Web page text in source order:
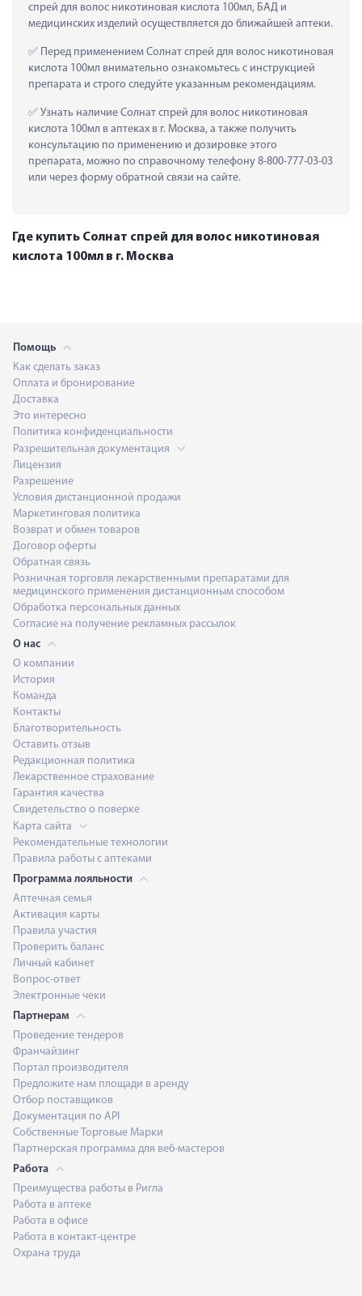
спрей для волос никотиновая кислота 100мл, БАД и
медицинских изделий осуществляется до ближайшей аптеки.
Перед применением Солнат спрей для волос никотиновая
кислота 100мл внимательно ознакомьтесь с инструкцией
препарата и строго следуйте указанным рекомендациям.
Узнать наличие Солнат спрей для волос никотиновая
кислота 100мл в аптеках в г. Москва, а также получить
консультацию по применению и дозировке этого
препарата, можно по справочному телефону 8-800-777-03-03
или через форму обратной связи на сайте.
Где купить Солнат спрей для волос никотиновая
кислота 100мл в г. Москва
Помощь
Как сделать заказ
Оплата и бронирование
Доставка
Это интересно
Политика конфиденциальности
Разрешительная документация
Лицензия
Разрешение
Условия дистанционной продажи
Маркетинговая политика
Возврат и обмен товаров
Договор оферты
Обратная связь
Розничная торговля лекарственными препаратами для
медицинского применения дистанционным способом
Обработка персональных данных
Согласие на получение рекламных рассылок
О нас
О компании
История
Команда
Контакты
Благотворительность
Оставить отзыв
Редакционная политика
Лекарственное страхование
Гарантия качества
Свидетельство о поверке
Карта сайта
Рекомендательные технологии
Правила работы с аптеками
Программа лояльности
Аптечная семья
Активация карты
Правила участия
Проверить баланс
Личный кабинет
Вопрос-ответ
Электронные чеки
Партнерам
Проведение тендеров
Франчайзинг
Портал производителя
Предложите нам площади в аренду
Отбор поставщиков
Документация по API
Собственные Торговые Марки
Партнерская программа для веб-мастеров
Работа
Преимущества работы в Ригла
Работа в аптеке
Работа в офисе
Работа в контакт-центре
Охрана труда